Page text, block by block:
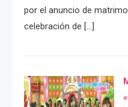
por el anuncio de
celebración de […]